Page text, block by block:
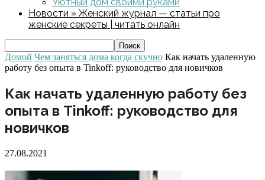
Новости » Женский журнал — статьи про
женские секреты | читать онлайн
Домой Чем заняться дома когда скучно Как начать удаленную
работу без опыта в Tinkoff: руководство для новичков
Как начать удаленную работу без
опыта в Tinkoff: руководство для
новичков
27.08.2021